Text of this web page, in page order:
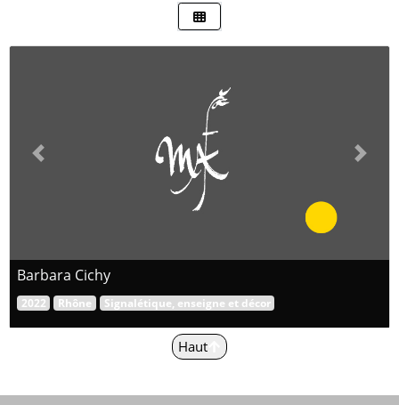
Previous Next
Barbara Cichy
2022 Rhône Signalétique, enseigne et décor
Haut